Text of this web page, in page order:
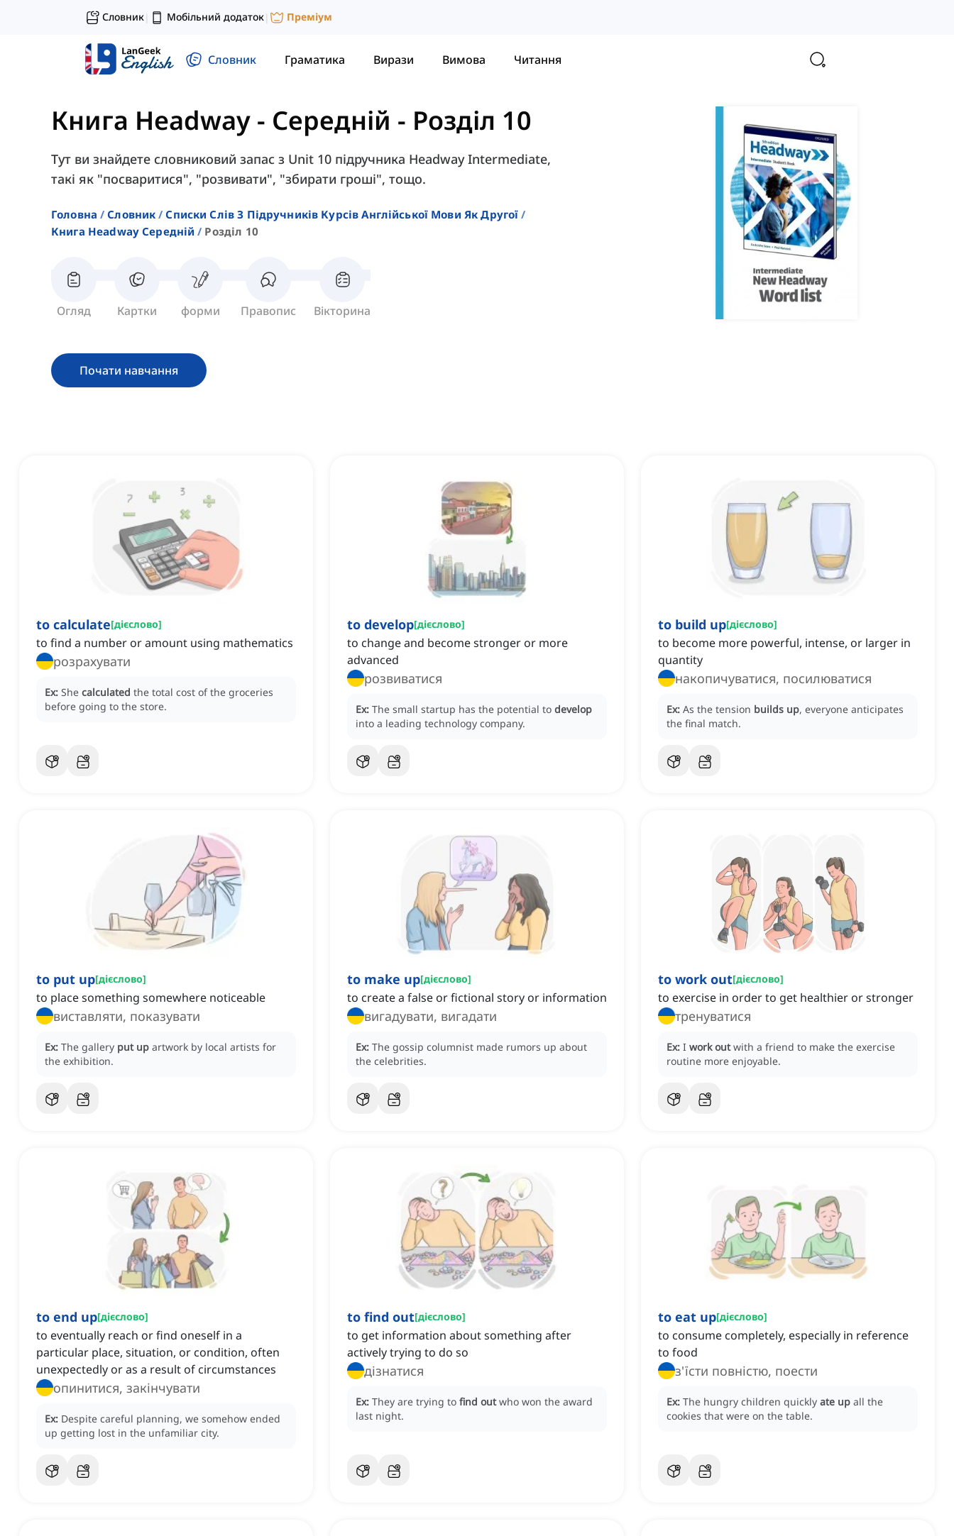
Словник| Мобільний додаток| Преміум
Словник Граматика Вирази Вимова Читання
Книга Headway - Середній - Розділ 10
Тут ви знайдете словниковий запас з Unit 10 підручника Headway Intermediate,
такі як "посваритися", "розвивати", "збирати гроші", тощо.
Головна Словник
Списки Слів З Підручників Курсів Англійської Мови Як Другої
Книга Headway Середній
Розділ 10
Огляд Картки форми Правопис Вікторина
Почати навчання
to calculate[дієслово]
to find a number or amount using mathematics
розрахувати
Ex: She calculated the total cost of the groceries
before going to the store.
to develop[дієслово]
to change and become stronger or more
advanced
розвиватися
Ex: The small startup has the potential to develop
into a leading technology company.
to build up[дієслово]
to become more powerful, intense, or larger in
quantity
накопичуватися, посилюватися
Ex: As the tension builds up, everyone anticipates
the final match.
to put up[дієслово]
to place something somewhere noticeable
виставляти, показувати
Ex: The gallery put up artwork by local artists for
the exhibition.
to make up[дієслово]
to create a false or fictional story or information
вигадувати, вигадати
Ex: The gossip columnist made rumors up about
the celebrities.
to work out[дієслово]
to exercise in order to get healthier or stronger
тренуватися
Ex: I work out with a friend to make the exercise
routine more enjoyable.
to end up[дієслово]
to eventually reach or find oneself in a
particular place, situation, or condition, often
unexpectedly or as a result of circumstances
опинитися, закінчувати
Ex: Despite careful planning, we somehow ended
up getting lost in the unfamiliar city.
to find out[дієслово]
to get information about something after
actively trying to do so
дізнатися
Ex: They are trying to find out who won the award
last night.
to eat up[дієслово]
to consume completely, especially in reference
to food
з'їсти повністю, поести
Ex: The hungry children quickly ate up all the
cookies that were on the table.